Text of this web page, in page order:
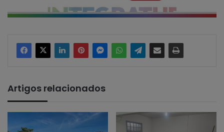
Artigos relacionados